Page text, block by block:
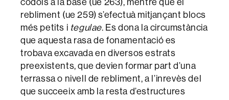
rebliment (ue 259) s’efectuà mitjançant blocs
més petits i tegulae. Es dona la circumstància
que aquesta rasa de fonamentació es
trobava excavada en diversos estrats
preexistents, que devien formar part d’una
terrassa o nivell de rebliment, a l’inrevès del
que succeeix amb la resta d’estructures